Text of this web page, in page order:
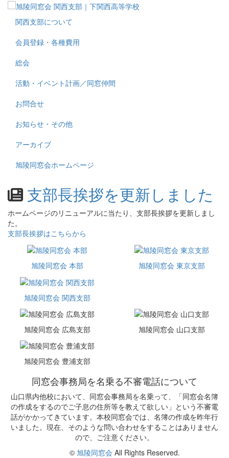
関西支部について
会員登録・各種費用
総会
活動・イベント計画／同窓仲間
お問合せ
お知らせ・その他
アーカイブ
旭陵同窓会ホームページ
支部長挨拶を更新しました
ホームページのリニューアルに当たり、支部長挨拶を更新しまし
た。
支部長挨拶はこちらから
旭陵同窓会 本部 旭陵同窓会 東京支部
旭陵同窓会 関西支部
旭陵同窓会 広島支部 旭陵同窓会 山口支部
旭陵同窓会 豊浦支部
同窓会事務局を名乗る不審電話について
山口県内他校において、同窓会事務局を名乗って、「同窓会名簿
の作成をするのでご子息の住所等を教えて欲しい」という不審電
話がかかってきています。本校同窓会では、名簿の作成を昨年行
いました。現在、そのような問い合わせをすることはありません
ので、ご注意ください。
© 旭陵同窓会 All Rights Reserved.